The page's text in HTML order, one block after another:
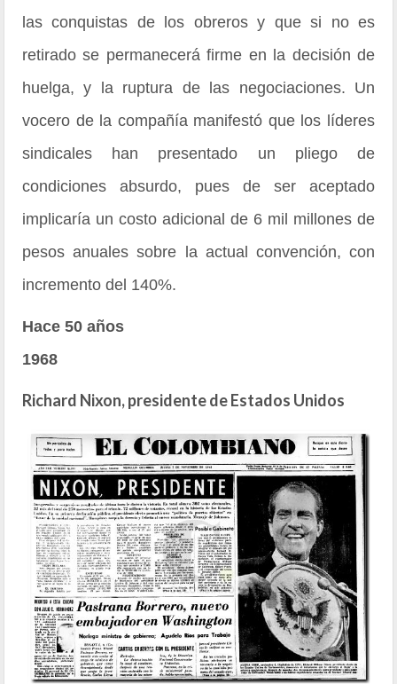
las conquistas de los obreros y que si no es
retirado se permanecerá firme en la decisión de
huelga, y la ruptura de las negociaciones. Un
vocero de la compañía manifestó que los líderes
sindicales han presentado un pliego de
condiciones absurdo, pues de ser aceptado
implicaría un costo adicional de 6 mil millones de
pesos anuales sobre la actual convención, con
incremento del 140%.
Hace 50 años
1968
Richard Nixon, presidente de Estados Unidos